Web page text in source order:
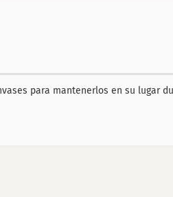
para mantenerlos en su lugar